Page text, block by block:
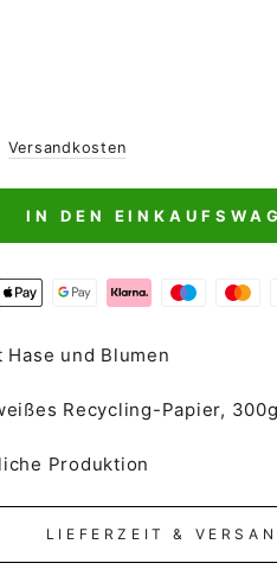
Versandkosten
IN DEN
und Blumen
Recycling-Papier,
Produktion
LIEFERZEIT &